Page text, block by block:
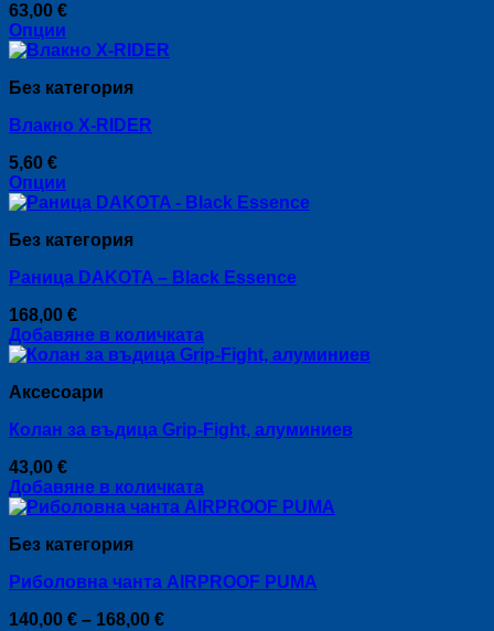
63,00 €
Опции
This
has
variants.
options
may
be
on
the
product
page
Без категория
Влакно X-RIDER
5,60 €
Опции
This
has
variants.
options
may
be
on
the
product
page
Без категория
Раница DAKOTA – Black Essence
168,00 €
Добавяне в количката
Аксесоари
Колан за въдица Grip-Fight, алуминиев
43,00 €
Добавяне в количката
Без категория
Риболовна чанта AIRPROOF PUMA
140,00 € – 168,00 €Price